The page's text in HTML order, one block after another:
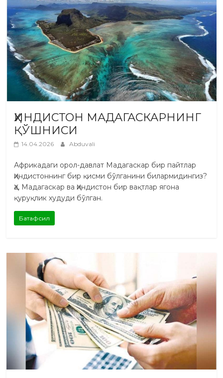
ҲИНДИСТОН МАДАГАСКАРНИНГ
ҚЎШНИСИ
14.04.2026 Abduvali
Африкадаги орол-давлат Мадагаскар бир пайтлар
Ҳиндистоннинг бир қисми бўлганини билармидингиз?
Ҳа, Мадагаскар ва Ҳиндистон бир вақтлар ягона
қуруқлик худуди бўлган.
Батафсил